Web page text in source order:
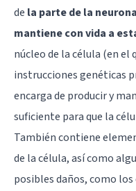
de la parte de la
mantiene con vida a
núcleo de la célula (en el
instrucciones genéticas
encarga de producir y
suficiente para que la
También contiene
de la célula, así como
posibles daños, como los